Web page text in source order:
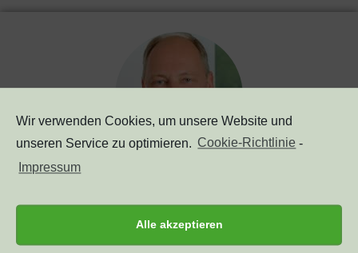
Finanzfachwirt (fh)
Wir verwenden Cookies, um unsere Website und
unseren Service zu optimieren. Cookie-Richtlinie -
Impressum
Alle akzeptieren